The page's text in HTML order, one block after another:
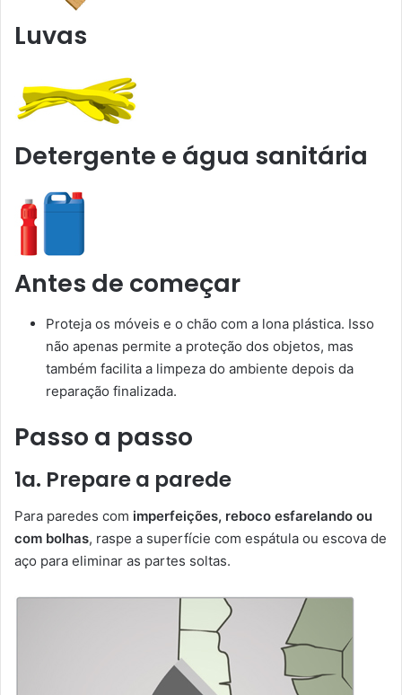
Luvas
Detergente e água sanitária
Antes de começar
Proteja os móveis e o chão com a lona plástica. Isso
não apenas permite a proteção dos objetos, mas
também facilita a limpeza do ambiente depois da
reparação finalizada.
Passo a passo
1a. Prepare a parede
Para paredes com imperfeições, reboco esfarelando ou
com bolhas, raspe a superfície com espátula ou escova de
aço para eliminar as partes soltas.